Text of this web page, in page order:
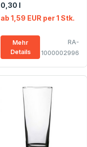
0,30 l
ab 1,59 EUR per 1 Stk.
Mehr
Details
RA-
1000002996